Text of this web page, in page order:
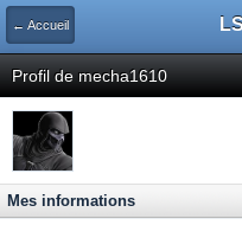
← Accueil
Profil de mecha1610
Mes informations